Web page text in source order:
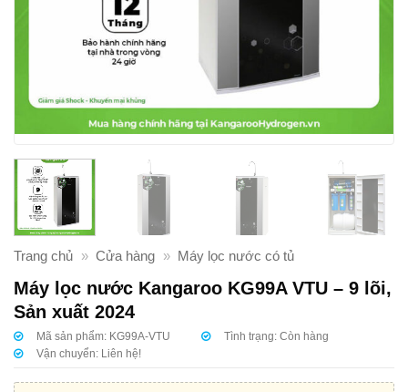
Trang chủ » Cửa hàng » Máy lọc nước có tủ
Máy lọc nước Kangaroo KG99A VTU – 9 lõi,
Sản xuất 2024
Mã sản phẩm: KG99A-VTU Tình trạng:Còn hàng
Vận chuyển: Liên hệ!